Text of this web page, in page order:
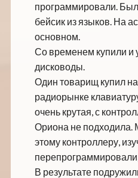
программировали.
бейсик из языков. На
основном.
Со временем купили и
дисководы.
Один товарищ купил
радиорынке
очень крутая, с
Ориона не подходила.
этому контроллеру,
В результате